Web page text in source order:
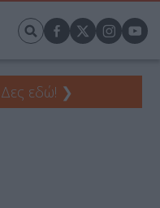
Δες εδώ! ❯